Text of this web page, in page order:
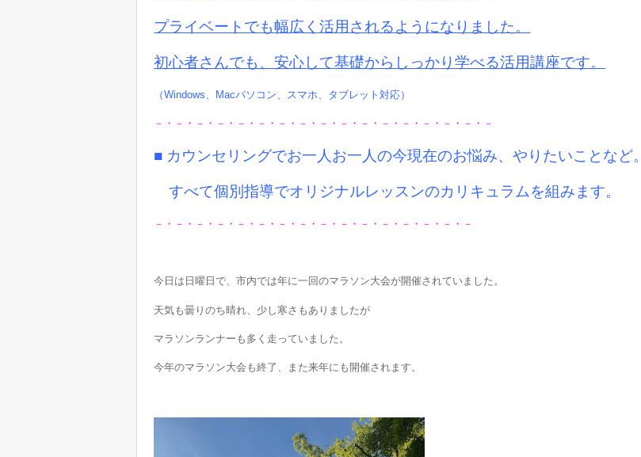
プライベートでも幅広く活用されるようになりました。
初心者さんでも、安心して基礎からしっかり学べる活用講座です。
（Windows、Macパソコン、スマホ、タブレット対応）
－・－・－・－・－・－・－・－・－・－・－・－・－・－・－・－・－
■ カウンセリングでお一人お一人の今現在のお悩み、やりたいことなど。
すべて個別指導でオリジナルレッスンのカリキュラムを組みます。
－・－・－・－・－・－・－・－・－・－・－・－・－・－・－・－
今日は日曜日で、市内では年に一回のマラソン大会が開催されていました。
天気も曇りのち晴れ、少し寒さもありましたが
マラソンランナーも多く走っていました。
今年のマラソン大会も終了、また来年にも開催されます。